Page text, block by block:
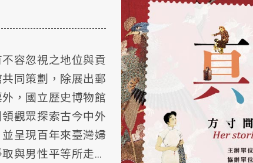
容忽視之地位與貢
同策劃，除展出郵
，國立歷史博物館
觀眾探索古今中外
呈現百年來臺灣婦
與男性平等所走過